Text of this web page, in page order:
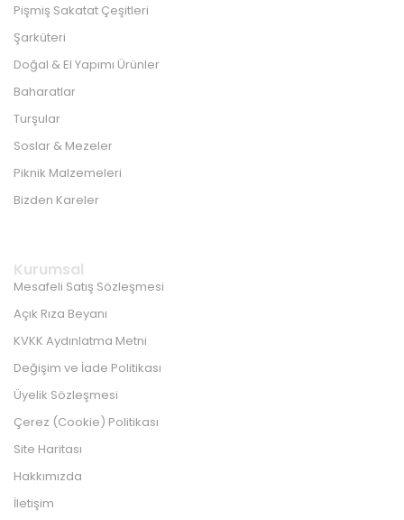
Pişmiş Sakatat Çeşitleri
Şarküteri
Doğal & El Yapımı Ürünler
Baharatlar
Turşular
Soslar & Mezeler
Piknik Malzemeleri
Bizden Kareler
Kurumsal
Mesafeli Satış Sözleşmesi
Açık Rıza Beyanı
KVKK Aydınlatma Metni
Değişim ve İade Politikası
Üyelik Sözleşmesi
Çerez (Cookie) Politikası
Site Haritası
Hakkımızda
İletişim